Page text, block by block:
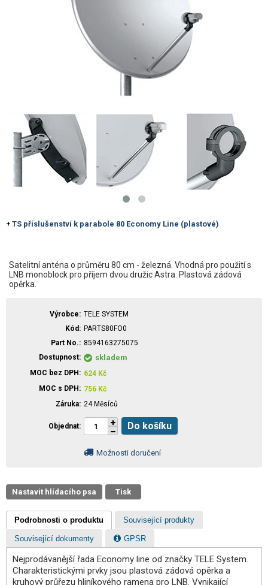
+ TS příslušenství k parabole 80 Economy Line (plastové)
Satelitní anténa o průměru 80 cm - železná. Vhodná pro použití s
LNB monoblock pro příjem dvou družic Astra. Plastová zádová
opěrka.
Výrobce
TELE SYSTEM
Kód
PARTS80FO0
Part No.
8594163275075
Dostupnost
skladem
MOC bez DPH 624 Kč
MOC s DPH
756 Kč
Záruka 24 Měsíců
Objednat Do košíku
Možnosti doručení
Nastavit hlídacího psa Tisk
Podrobnosti o produktu Související produkty
Související dokumenty GPSR
Nejprodávanější řada Economy line od značky TELE System.
Charakteristickými prvky jsou plastová zádová opěrka a
kruhový průřezu hliníkového ramena pro LNB. Vynikající